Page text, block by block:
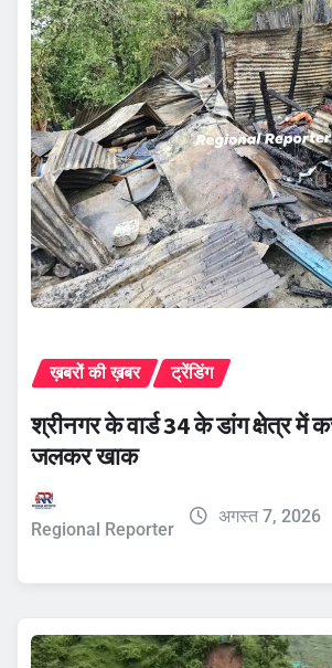
ख़बरों की ख़बर ट्रेंडिंग
श्रीनगर के वार्ड 34 के डांग क्षेत्र में
जलकर खाक
Regional Reporter
अगस्त 7, 2026